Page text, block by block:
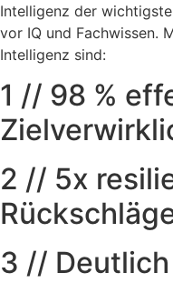
Intelligenz der
vor IQ und Fachwissen.
Intelligenz sind:
1 // 98 %
2 // 5x
3 //